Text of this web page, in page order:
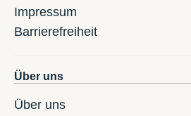
Impressum
Barrierefreiheit
Über uns
Über uns